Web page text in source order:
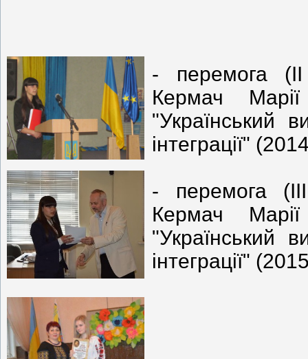
- перемога
Кермач
"Український
інтеграції"
- перемога
Кермач
"Український
інтеграції"